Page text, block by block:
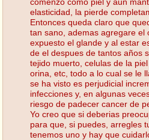
elasticidad, la pierde
Entonces queda claro que
tan sano, ademas agregare el
expuesto el glande y al estar
de el despues de tantos años
tejido muerto, celulas de la
orina, etc, todo a lo cual se le
se ha visto es perjudicial
infecciones y, en algunas
riesgo de padecer cancer de
Yo creo que si deberias
para que, si puedes, arregles
tenemos uno y hay que